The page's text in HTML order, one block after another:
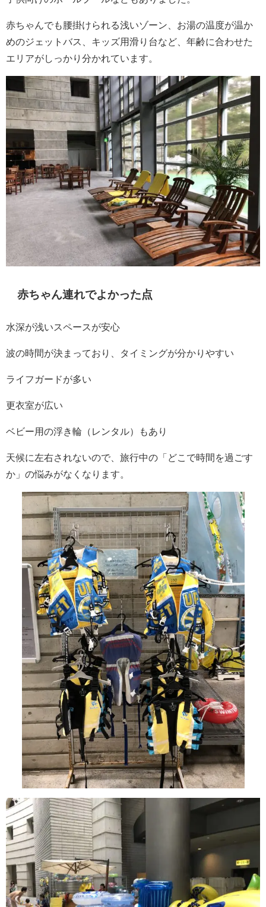
赤ちゃんでも腰掛けられる浅いゾーン、お湯の温度が温か
めのジェットバス、キッズ用滑り台など、年齢に合わせた
エリアがしっかり分かれています。
赤ちゃん連れでよかった点
水深が浅いスペースが安心
波の時間が決まっており、タイミングが分かりやすい
ライフガードが多い
更衣室が広い
ベビー用の浮き輪（レンタル）もあり
天候に左右されないので、旅行中の「どこで時間を過ごす
か」の悩みがなくなります。